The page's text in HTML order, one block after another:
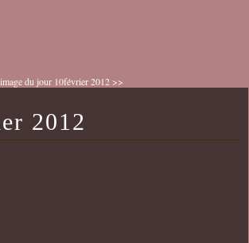
image du jour 10février 2012 >>
2012